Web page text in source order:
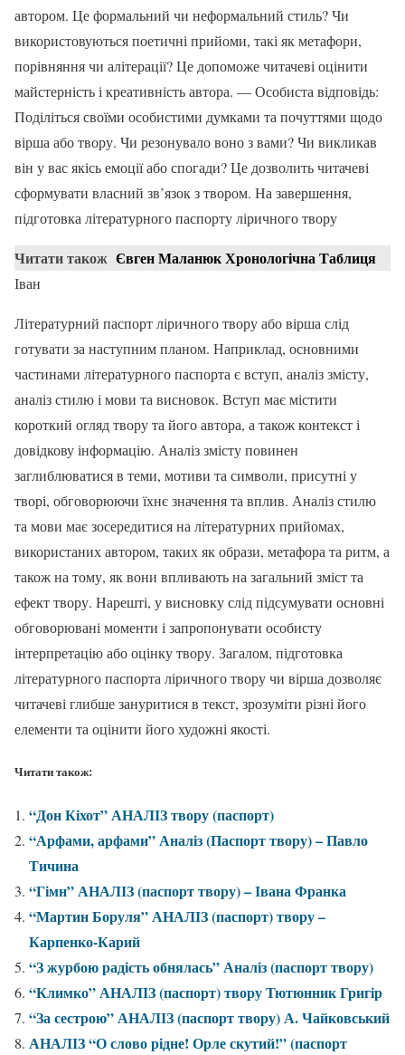
автором. Це формальний чи неформальний стиль? Чи
використовуються поетичні прийоми, такі як метафори,
порівняння чи алітерації? Це допоможе читачеві оцінити
майстерність і креативність автора. — Особиста відповідь:
Поділіться своїми особистими думками та почуттями щодо
вірша або твору. Чи резонувало воно з вами? Чи викликав
він у вас якісь емоції або спогади? Це дозволить читачеві
сформувати власний зв’язок з твором. На завершення,
підготовка літературного паспорту ліричного твору
Читати також Євген Маланюк Хронологічна Таблиця
Іван
Літературний паспорт ліричного твору або вірша слід
готувати за наступним планом. Наприклад, основними
частинами літературного паспорта є вступ, аналіз змісту,
аналіз стилю і мови та висновок. Вступ має містити
короткий огляд твору та його автора, а також контекст і
довідкову інформацію. Аналіз змісту повинен
заглиблюватися в теми, мотиви та символи, присутні у
творі, обговорюючи їхнє значення та вплив. Аналіз стилю
та мови має зосередитися на літературних прийомах,
використаних автором, таких як образи, метафора та ритм, а
також на тому, як вони впливають на загальний зміст та
ефект твору. Нарешті, у висновку слід підсумувати основні
обговорювані моменти і запропонувати особисту
інтерпретацію або оцінку твору. Загалом, підготовка
літературного паспорта ліричного твору чи вірша дозволяє
читачеві глибше зануритися в текст, зрозуміти різні його
елементи та оцінити його художні якості.
Читати також:
“Дон Кіхот” АНАЛІЗ твору (паспорт)
“Арфами, арфами” Аналіз (Паспорт твору) – Павло
Тичина
“Гімн” АНАЛІЗ (паспорт твору) – Івана Франка
“Мартин Боруля” АНАЛІЗ (паспорт) твору –
Карпенко-Карий
“З журбою радість обнялась” Аналіз (паспорт твору)
“Климко” АНАЛІЗ (паспорт) твору Тютюнник Григір
“За сестрою” АНАЛІЗ (паспорт твору) А. Чайковський
АНАЛІЗ “О слово рідне! Орле скутий!” (паспорт